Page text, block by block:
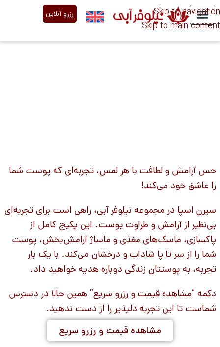
Skip to navigation
Skip to main content
رزرو آنلاین
حس آرامش و لطافت با هر لمس، تجربه‌ای که پوست شما
را عاشق خود می‌کند!
سیرن اسپا در مجموعه نیلوفر آبی، راهی است برای تجربه‌ای
بی‌نظیر از آرامش و طراوت پوست. این پکیج کامل از
پاکسازی، ماسک‌های مغذی و ماساژ آرامش‌بخش، پوست
شما را از سر تا پا شاداب و درخشان می‌کند. با یک بار
تجربه، به پوستتان زندگی دوباره هدیه خواهید داد.
دکمه “مشاهده قیمت و رزرو سریع” همین حالا در دسترس
شماست تا این تجربه دلپذیر را از دست ندهید.
مشاهده قیمت و رزرو سریع